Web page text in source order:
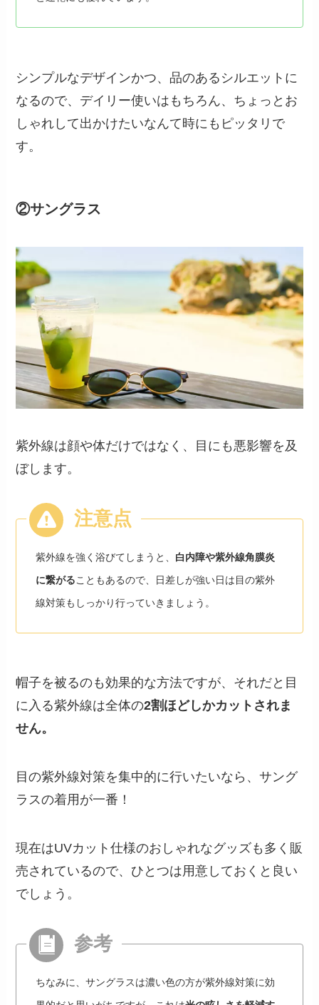
シンプルなデザインかつ、品のあるシルエットに
なるので、デイリー使いはもちろん、ちょっとお
しゃれして出かけたいなんて時にもピッタリで
す。
②サングラス
紫外線は顔や体だけではなく、目にも悪影響を及
ぼします。
紫外線を強く浴びてしまうと、 白内障や紫外線角膜炎
に繋がることもあるので、日差しが強い日は目の紫外
線対策もしっかり行っていきましょう。
帽子を被るのも効果的な方法ですが、それだと目
に入る紫外線は全体の2割ほどしかカットされま
せん。
目の紫外線対策を集中的に行いたいなら、サング
ラスの着用が一番！
現在はUVカット仕様のおしゃれなグッズも多く販
売されているので、ひとつは用意しておくと良い
でしょう。
ちなみに、サングラスは濃い色の方が紫外線対策に効